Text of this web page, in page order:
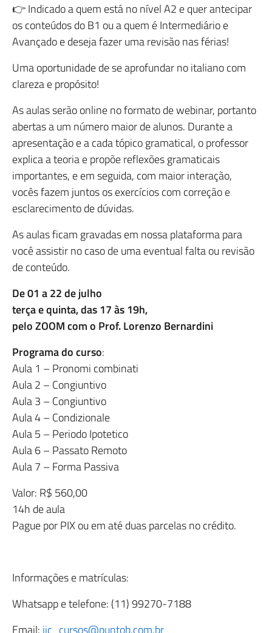
👉 Indicado a quem está no nível A2 e quer antecipar
os conteúdos do B1 ou a quem é Intermediário e
Avançado e deseja fazer uma revisão nas férias!
Uma oportunidade de se aprofundar no italiano com
clareza e propósito!
As aulas serão online no formato de webinar, portanto
abertas a um número maior de alunos. Durante a
apresentação e a cada tópico gramatical, o professor
explica a teoria e propõe reflexões gramaticais
importantes, e em seguida, com maior interação,
vocês fazem juntos os exercícios com correção e
esclarecimento de dúvidas.
As aulas ficam gravadas em nossa plataforma para
você assistir no caso de uma eventual falta ou revisão
de conteúdo.
De‎ 01‎ a‎ 22‎ de‎ julho
terça e quinta,‎ das‎ 17‎ às‎ 19h,
pelo‎ ZOOM com o Prof. Lorenzo Bernardini
Programa do curso:
Aula 1 – Pronomi combinati
Aula 2 – Congiuntivo
Aula 3 – Congiuntivo
Aula 4 – Condizionale
Aula 5 – Periodo Ipotetico
Aula 6 – Passato Remoto
Aula 7 – Forma Passiva
Valor: R$ 560,00
14h de aula
Pague por PIX ou em até duas parcelas no crédito.
Informações e matrículas:
Whatsapp e telefone: (11) 99270-7188
Email: iic_cursos@puntob.com.br